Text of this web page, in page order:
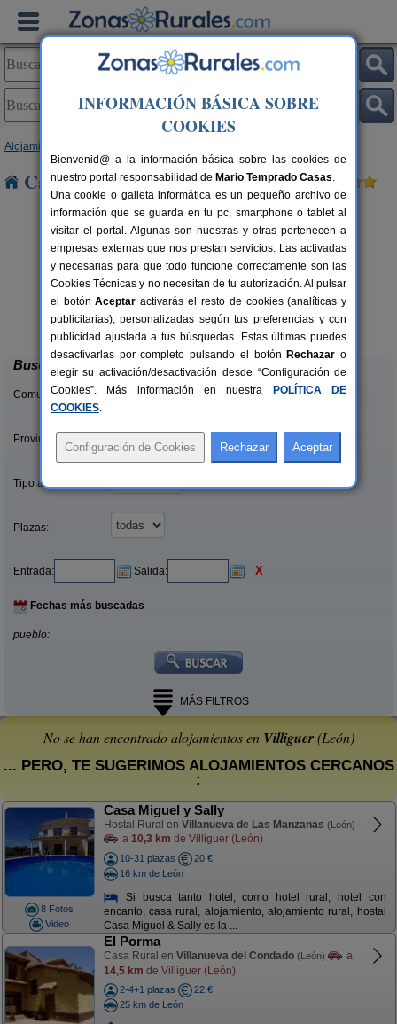
Alojamientos
Casas Rurales cerca de Villiguer
8+1 pers.
desde27 €
Complejo Rural Aguas Frías
La Omañuela (León)
Buscar
Comunidades:
Provincias/Islas:
Tipo alquiler:
Plazas:
Entrada: Salida: X
Fechas más buscadas
pueblo:
MÁS FILTROS
No se han encontrado alojamientos en Villiguer(León)
... PERO, TE SUGERIMOS ALOJAMIENTOS CERCANOS
:
8 Fotos
Video
Casa Miguel y Sally
Hostal Rural en Villanueva de Las Manzanas (León)
a 10,3 km de Villiguer (León)
10-31 plazas
20 €
16 km de León
Si busca tanto hotel, como hotel rural, hotel con
encanto, casa rural, alojamiento, alojamiento rural, hostal
Casa Miguel & Sally es la ...
El Porma
Casa Rural en Villanueva del Condado (León)
a
14,5 km de Villiguer (León)
2-4+1 plazas
22 €
25 km de León
INFORMACIÓN BÁSICA SOBRE
COOKIES
Bienvenid@ a la información básica sobre las cookies de
nuestro portal responsabilidad de Mario Temprado Casas.
Una cookie o galleta informática es un pequeño archivo de
información que se guarda en tu pc, smartphone o tablet al
visitar el portal. Algunas son nuestras y otras pertenecen a
empresas externas que nos prestan servicios. Las activadas
y necesarias para que todo funcione correctamente son las
Cookies Técnicas y no necesitan de tu autorización. Al pulsar
el botónAceptar activarás el resto de cookies (analíticas y
publicitarias), personalizadas según tus preferencias y con
publicidad ajustada a tus búsquedas. Estas últimas puedes
desactivarlas por completo pulsando el botón Rechazar o
elegir su activación/desactivación desde “Configuración de
Cookies”. Más información en nuestra
POLÍTICA DE
COOKIES.